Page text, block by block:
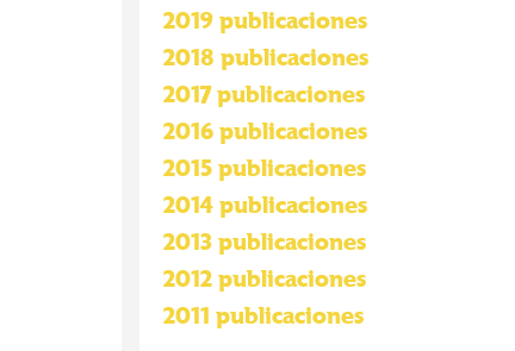
2019 publicaciones
2018 publicaciones
2017 publicaciones
2016 publicaciones
2015 publicaciones
2014 publicaciones
2013 publicaciones
2012 publicaciones
2011 publicaciones